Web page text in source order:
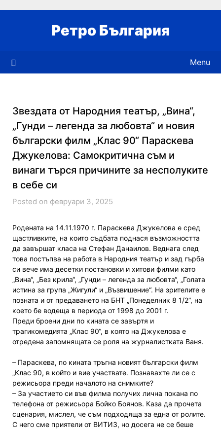
Ретро България
Menu
Звездата от Народния театър, „Вина“,
„Гунди – легенда за любовта“ и новия
български филм „Клас 90“ Параскева
Джукелова: Самокритична съм и
винаги търся причините за несполуките
в себе си
Posted on февруари 3, 2025
Родената на 14.11.1970 г. Параскева Джукелова е сред
щастливките, на които съдбата поднася възможността
да завършат класа на Стефан Данаилов. Веднага след
това постъпва на работа в Народния театър и зад гърба
си вече има десетки постановки и хитови филми като
„Вина“, „Без крила“, „Гунди – легенда за любовта“, „Голата
истина за група „Жигули“ и „Възвишение“. На зрителите е
позната и от предаването на БНТ „Понеделник 8 1/2“, на
което бе водеща в периода от 1998 до 2001 г.
Преди броени дни по кината се завъртя и
трагикомедията „Клас 90“, в която на Джукелова е
отредена запомнящата се роля на журналистката Ваня.
– Параскева, по кината тръгна новият български филм
„Клас 90, в който и вие участвате. Познавахте ли се с
режисьора преди началото на снимките?
– За участието си във филма получих лична покана по
телефона от режисьора Бойко Боянов. Каза да прочета
сценария, мислел, че съм подходяща за една от ролите.
С него сме приятели от ВИТИЗ, но досега не се беше